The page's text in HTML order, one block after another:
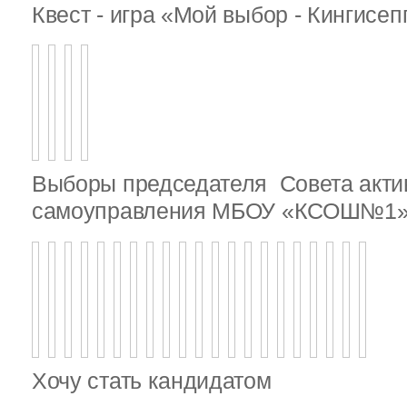
Квест - игра «Мой выбор -
Выборы председателя Совета
самоуправления МБОУ
Хочу стать кандидатом